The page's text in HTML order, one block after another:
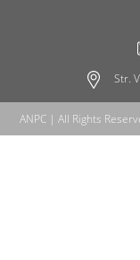
Str.
ANPC| All Rights